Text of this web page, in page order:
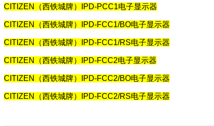
CITIZEN （西铁城牌）IPD-PCC1电子显示器
CITIZEN （西铁城牌）IPD-FCC1/BO电子显示器
CITIZEN （西铁城牌）IPD-FCC1/RS电子显示器
CITIZEN （西铁城牌）IPD-FCC2电子显示器
CITIZEN （西铁城牌）IPD-FCC2/BO电子显示器
CITIZEN （西铁城牌）IPD-FCC2/RS电子显示器